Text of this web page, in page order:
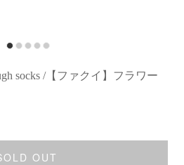
socks /【ファクイ】フラワー
OUT